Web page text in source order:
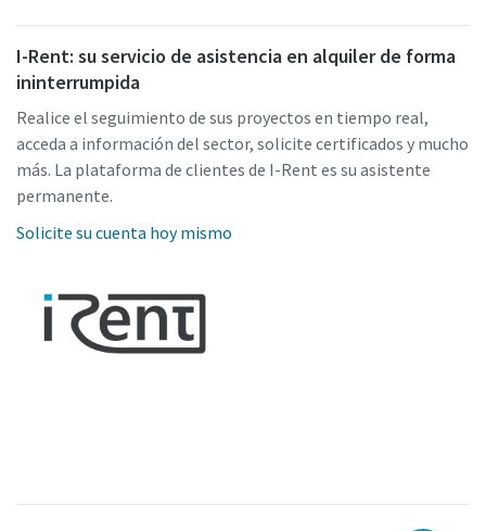
I-Rent: su servicio de asistencia en alquiler de forma
ininterrumpida
Realice el seguimiento de sus proyectos en tiempo real,
acceda a información del sector, solicite certificados y mucho
más. La plataforma de clientes de I-Rent es su asistente
permanente.
Solicite su cuenta hoy mismo